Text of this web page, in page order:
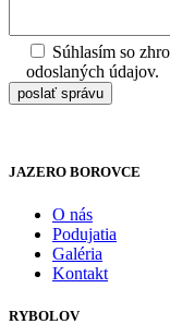
Súhlasím so
odoslaných údajov.
JAZERO BOROVCE
O nás
Podujatia
Galéria
Kontakt
RYBOLOV